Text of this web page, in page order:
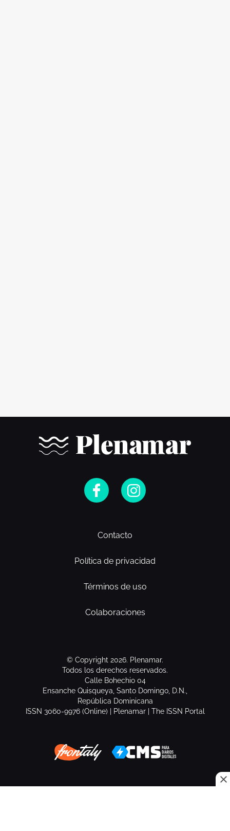
Contacto
Política de privacidad
Términos de uso
Colaboraciones
© Copyright 2026. Plenamar.
Todos los derechos reservados.
Calle Bohechio 04
Ensanche Quisqueya, Santo Domingo, D.N.,
República Dominicana
ISSN 3060-9976 (Online) | Plenamar | The ISSN Portal